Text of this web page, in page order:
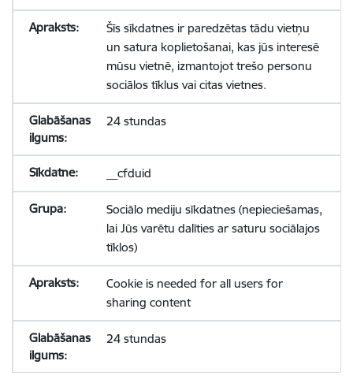
Šīs sīkdatnes ir paredzētas tādu vietņu
un satura koplietošanai, kas jūs interesē
mūsu vietnē, izmantojot trešo personu
sociālos tīklus vai citas vietnes.
24 stundas
__cfduid
Sociālo mediju sīkdatnes (nepieciešamas,
lai Jūs varētu dalīties ar saturu sociālajos
tīklos)
Cookie is needed for all users for
sharing content
24 stundas